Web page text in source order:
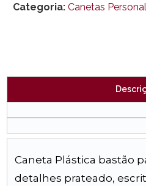
Categoria: Canetas
Caneta Plástica bastão
detalhes prateado,